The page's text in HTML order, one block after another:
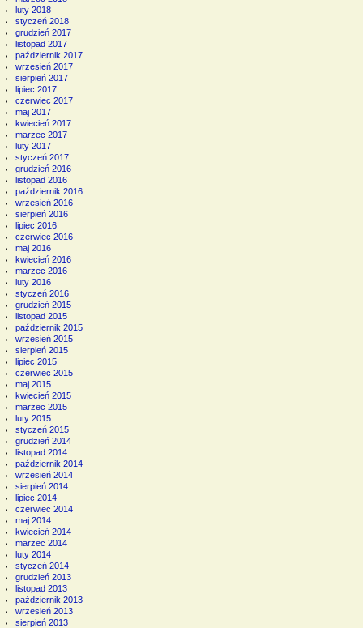
luty 2018
styczeń 2018
grudzień 2017
listopad 2017
październik 2017
wrzesień 2017
sierpień 2017
lipiec 2017
czerwiec 2017
maj 2017
kwiecień 2017
marzec 2017
luty 2017
styczeń 2017
grudzień 2016
listopad 2016
październik 2016
wrzesień 2016
sierpień 2016
lipiec 2016
czerwiec 2016
maj 2016
kwiecień 2016
marzec 2016
luty 2016
styczeń 2016
grudzień 2015
listopad 2015
październik 2015
wrzesień 2015
sierpień 2015
lipiec 2015
czerwiec 2015
maj 2015
kwiecień 2015
marzec 2015
luty 2015
styczeń 2015
grudzień 2014
listopad 2014
październik 2014
wrzesień 2014
sierpień 2014
lipiec 2014
czerwiec 2014
maj 2014
kwiecień 2014
marzec 2014
luty 2014
styczeń 2014
grudzień 2013
listopad 2013
październik 2013
wrzesień 2013
sierpień 2013